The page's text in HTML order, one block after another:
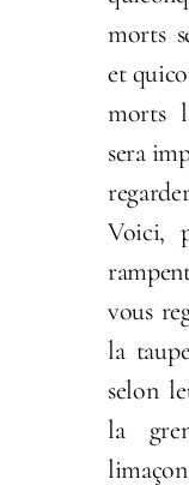
morts
et
morts
sera
Voici,
vous
la
selon
la